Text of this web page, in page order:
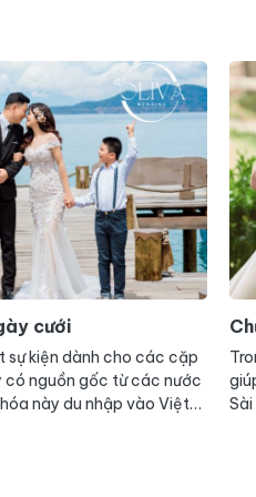
hãy để Oliva Wedding
Âu cổ kính giữa lòng
trữ tình, một sự kết